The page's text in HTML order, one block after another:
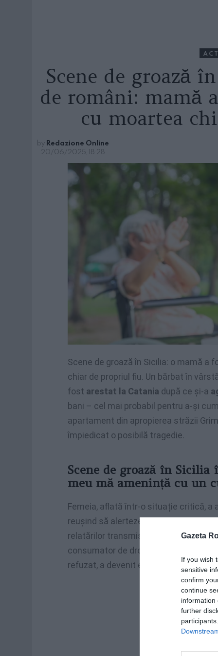
Gazeta
If you wish
sensitive
confirm
continue
information
further
Scene de groază
de români: mamă
cu moartea
by Redazione Online
20/06/2025, 18:28
Scene de groază în Sicilia: o mamă
chiar de propriul fiu. Un bărbat în
fost arestat la Catania după ce și-a
bani – cel mai probabil pentru a-și
apartament din apropierea străzii
împiedicat o posibilă tragedie.
Scene de groază în
meu mă amenință cu un
Femeia, aflată într-o situație critică, a
reușind să alerteze autoritățile în timp
relatărilor transmise către
consumator de droguri – i-a cerut
refuzat, a devenit extrem de violent,